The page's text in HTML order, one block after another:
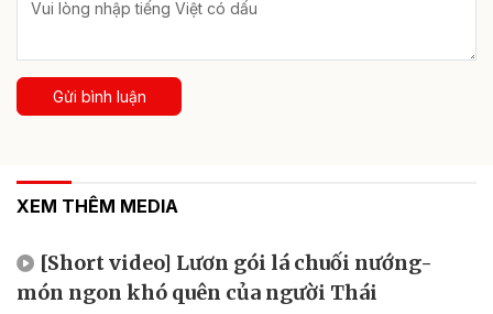
Gửi bình luận
XEM THÊM MEDIA
[Short video] Lươn gói lá chuối nướng-
món ngon khó quên của người Thái